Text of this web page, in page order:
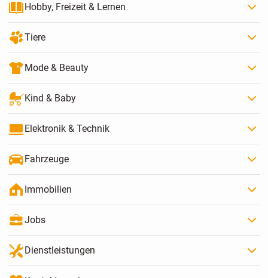
Hobby, Freizeit & Lernen
Tiere
Mode & Beauty
Kind & Baby
Elektronik & Technik
Fahrzeuge
Immobilien
Jobs
Dienstleistungen